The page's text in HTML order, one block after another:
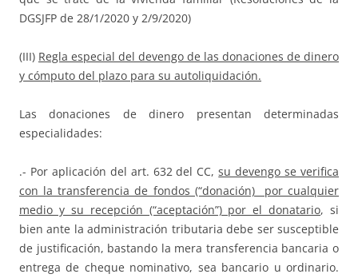
DGSJFP de 28/1/2020 y 2/9/2020)
(III) Regla especial del devengo de las donaciones de dinero
y cómputo del plazo para su autoliquidación.
Las donaciones de dinero presentan determinadas
especialidades:
.- Por aplicación del art. 632 del CC,su devengo se verifica
con la transferencia de fondos (“donación) por cualquier
medio y su recepción (“aceptación”) por el donatario, si
bien ante la administración tributaria debe ser susceptible
de justificación, bastando la mera transferencia bancaria o
entrega de cheque nominativo, sea bancario u ordinario.